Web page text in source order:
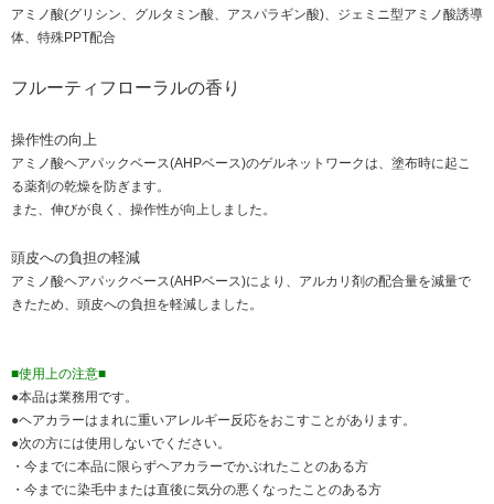
アミノ酸(グリシン、グルタミン酸、アスパラギン酸)、ジェミニ型アミノ酸誘導
体、特殊PPT配合
フルーティフローラルの香り
操作性の向上
アミノ酸ヘアパックベース(AHPベース)のゲルネットワークは、塗布時に起こ
る薬剤の乾燥を防ぎます。
また、伸びが良く、操作性が向上しました。
頭皮への負担の軽減
アミノ酸ヘアパックベース(AHPベース)により、アルカリ剤の配合量を減量で
きたため、頭皮への負担を軽減しました。
■使用上の注意■
●本品は業務用です。
●ヘアカラーはまれに重いアレルギー反応をおこすことがあります。
●次の方には使用しないでください。
・今までに本品に限らずヘアカラーでかぶれたことのある方
・今までに染毛中または直後に気分の悪くなったことのある方